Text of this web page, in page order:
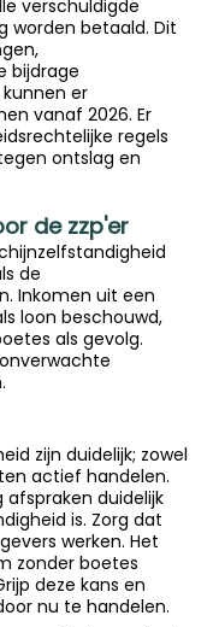
verschuldigde
worden betaald. Dit
bijdrage
er
vanaf 2026. Er
regels
ontslag en
de zzp'er
de
Inkomen uit een
loon beschouwd,
als gevolg.
zijn duidelijk; zowel
actief handelen.
afspraken duidelijk
is. Zorg dat
werken. Het
zonder boetes
deze kans en
nu te handelen.